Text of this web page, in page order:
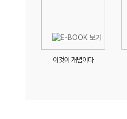
이것이 개념이다